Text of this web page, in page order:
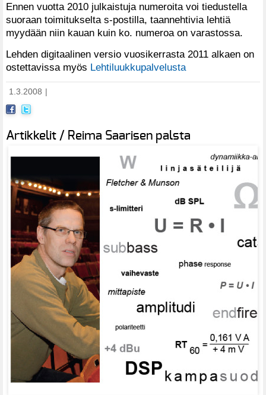
Ennen vuotta 2010 julkaistuja numeroita voi tiedustella
suoraan toimitukselta s-postilla, taannehtivia lehtiä
myydään niin kauan kuin ko. numeroa on varastossa.
Lehden digitaalinen versio vuosikerrasta 2011 alkaen on
ostettavissa myös Lehtiluukkupalvelusta
1.3.2008
Artikkelit / Reima Saarisen palsta